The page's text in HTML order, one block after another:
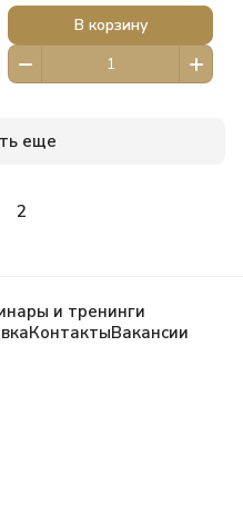
В корзину
еще
2
и тренинги
КонтактыВакансии